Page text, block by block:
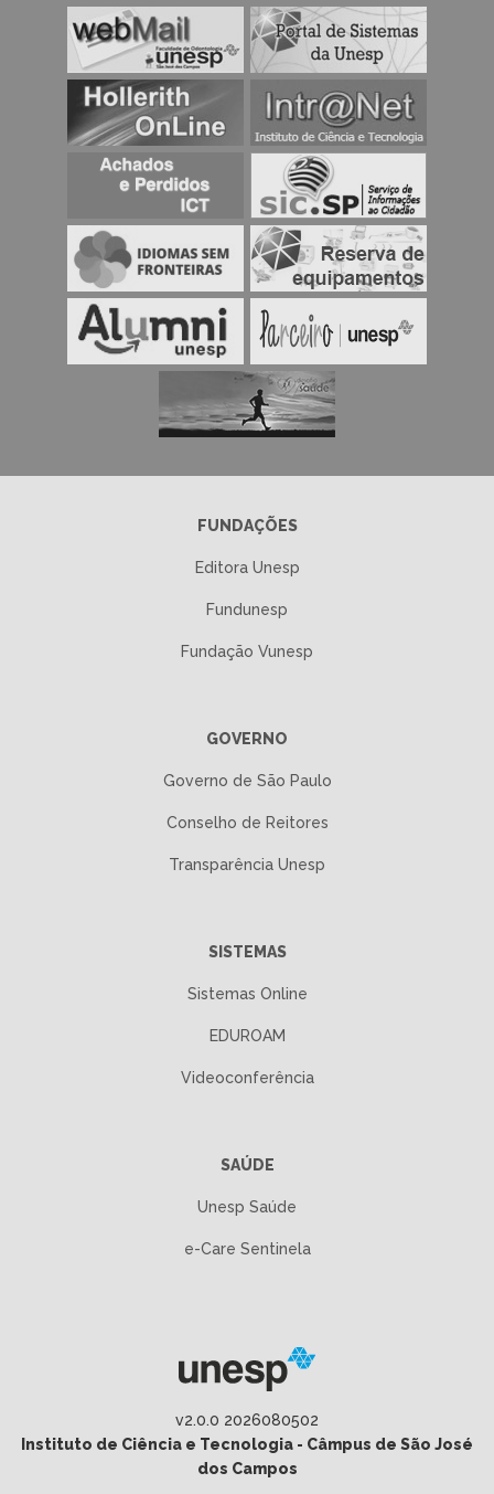
FUNDAÇÕES
Editora Unesp
Fundunesp
Fundação Vunesp
GOVERNO
Governo de São Paulo
Conselho de Reitores
Transparência Unesp
SISTEMAS
Sistemas Online
EDUROAM
Videoconferência
SAÚDE
Unesp Saúde
e-Care Sentinela
v2.0.0 2026080502
Instituto de Ciência e Tecnologia - Câmpus de São José
dos Campos